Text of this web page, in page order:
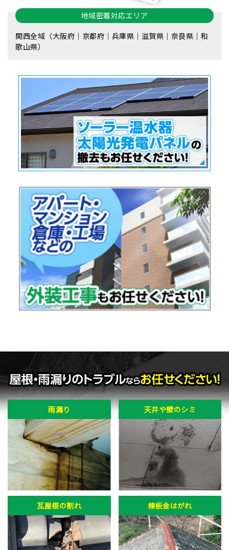
地域密着対応エリア
関西全域（大阪府｜京都府｜兵庫県｜滋賀県｜奈良県｜和
歌山県）
雨漏り 天井や壁のシミ
瓦屋根の割れ 棟板金はがれ